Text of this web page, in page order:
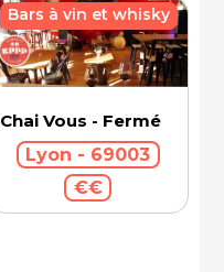
Chai Vous - Fermé
Lyon - 69003
€€
Bars à vin et whisky